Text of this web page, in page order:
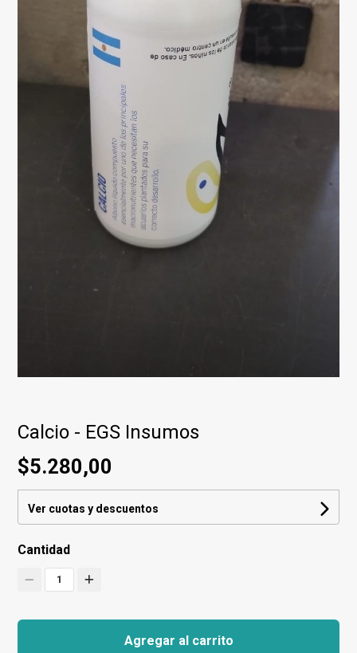
Calcio - EGS Insumos
$5.280,00
Ver cuotas y descuentos
Cantidad
1
Agregar al carrito